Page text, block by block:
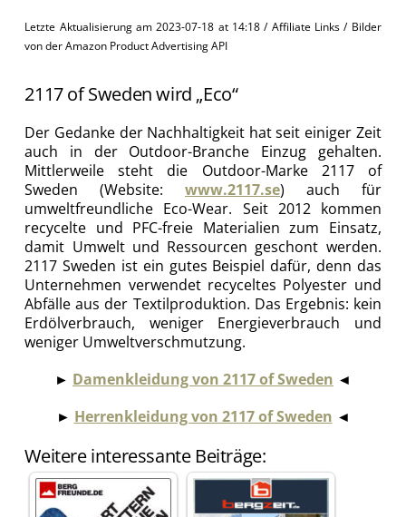
Letzte Aktualisierung am 2023-07-18 at 14:18 / Affiliate Links / Bilder
von der Amazon Product Advertising API
2117 of Sweden wird „Eco“
Der Gedanke der Nachhaltigkeit hat seit einiger Zeit
auch in der Outdoor-Branche Einzug gehalten.
Mittlerweile steht die Outdoor-Marke 2117 of
Sweden (Website: www.2117.se) auch für
umweltfreundliche Eco-Wear. Seit 2012 kommen
recycelte und PFC-freie Materialien zum Einsatz,
damit Umwelt und Ressourcen geschont werden.
2117 Sweden ist ein gutes Beispiel dafür, denn das
Unternehmen verwendet recyceltes Polyester und
Abfälle aus der Textilproduktion. Das Ergebnis: kein
Erdölverbrauch, weniger Energieverbrauch und
weniger Umweltverschmutzung.
► Damenkleidung von 2117 of Sweden ◄
► Herrenkleidung von 2117 of Sweden ◄
Weitere interessante Beiträge: